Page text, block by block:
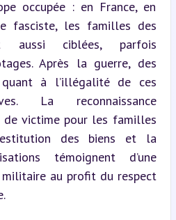
occupée : en France, en
fasciste, les familles des
aussi ciblées, parfois
Après la guerre, des
à l’illégalité de ces
La reconnaissance
victime pour les familles
des biens et la
témoignent d’une
au profit du respect